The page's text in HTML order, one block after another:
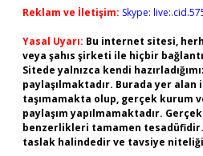
Reklam ve İletişim: Skype:
Yasal Uyarı: Bu internet sitesi,
veya şahıs şirketi ile hiçbir
Sitede yalnızca kendi
paylaşılmaktadır. Burada yer
taşımamakta olup, gerçek kurum
paylaşım yapılmamaktadır.
benzerlikleri tamamen
taslak halindedir ve tavsiye